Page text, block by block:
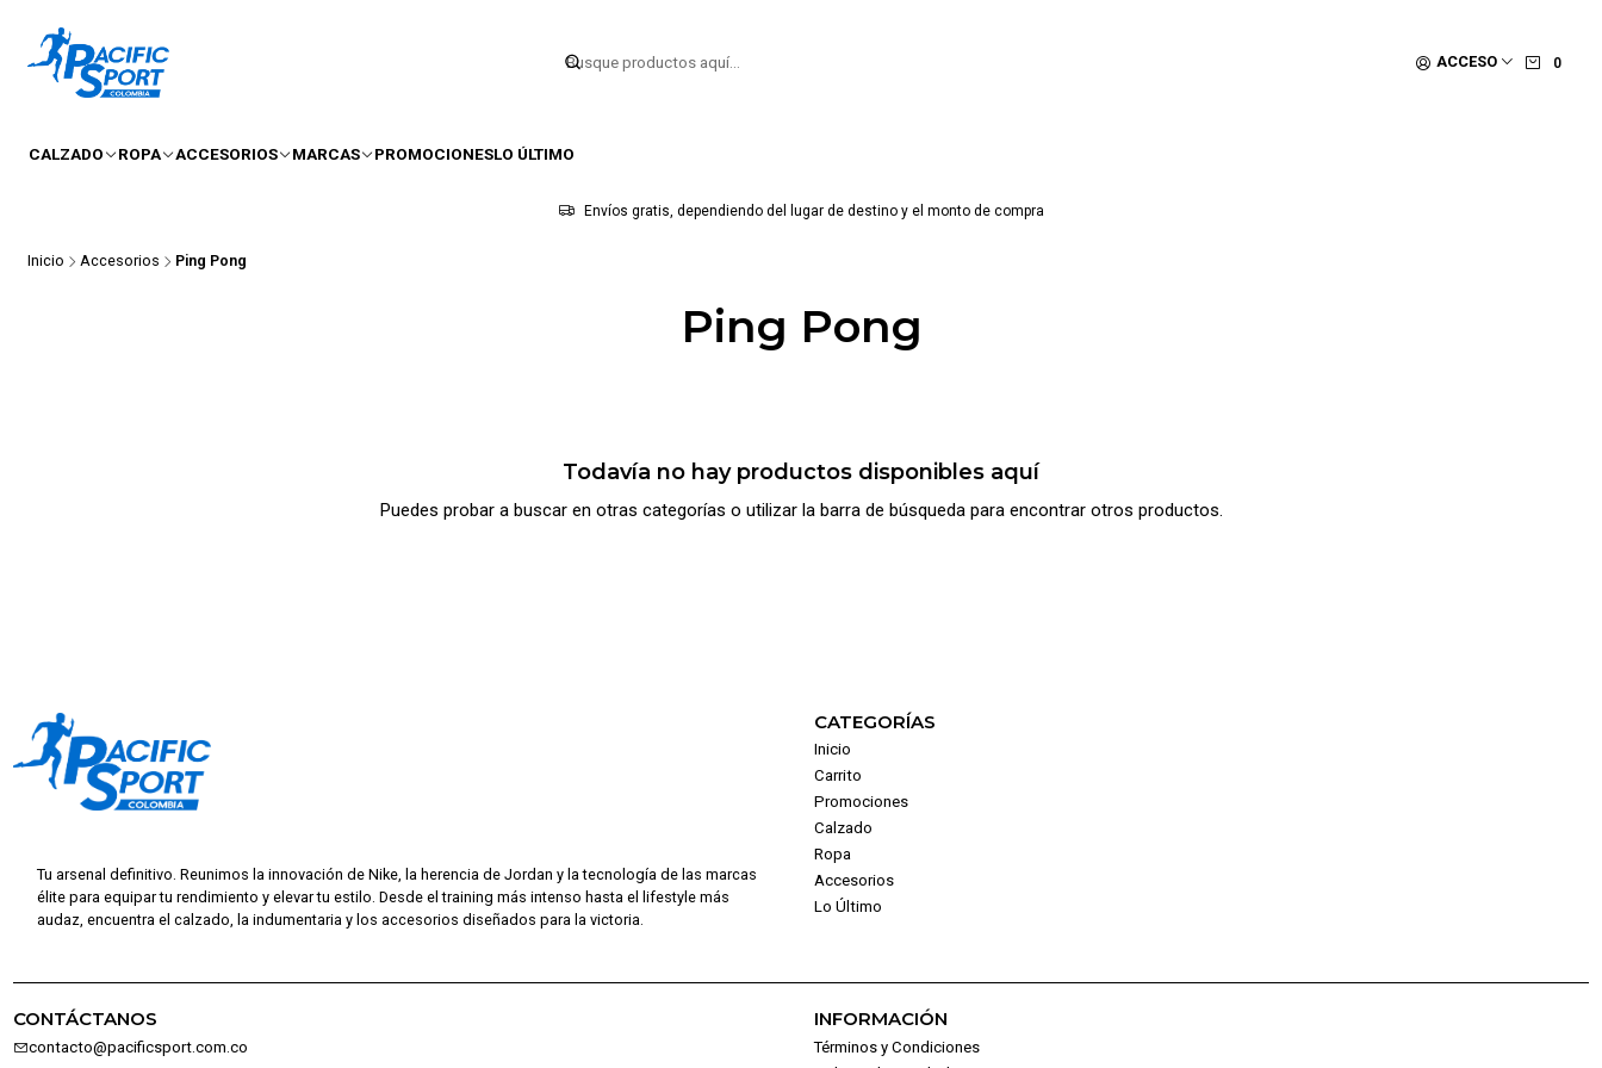
ACCESO 0
CALZADO ROPA ACCESORIOS MARCAS PROMOCIONESLO ÚLTIMO
Envíos gratis, dependiendo del lugar de destino y el monto de compra
Inicio Accesorios Ping Pong
Ping Pong
Todavía no hay productos disponibles aquí
Puedes probar a buscar en otras categorías o utilizar la barra de búsqueda para encontrar otros productos.
Tu arsenal definitivo. Reunimos la innovación de Nike, la herencia de Jordan y la tecnología de las marcas
élite para equipar tu rendimiento y elevar tu estilo. Desde el training más intenso hasta el lifestyle más
audaz, encuentra el calzado, la indumentaria y los accesorios diseñados para la victoria.
CATEGORÍAS
Inicio
Carrito
Promociones
Calzado
Ropa
Accesorios
Lo Último
CONTÁCTANOS
contacto@pacificsport.com.co
INFORMACIÓN
Términos y Condiciones